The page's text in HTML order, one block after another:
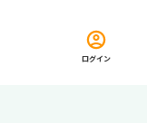
ログイン